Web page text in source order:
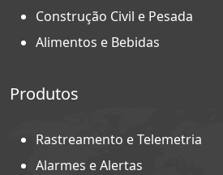
Construção Civil e Pesada
Alimentos e Bebidas
Produtos
Rastreamento e Telemetria
Alarmes e Alertas